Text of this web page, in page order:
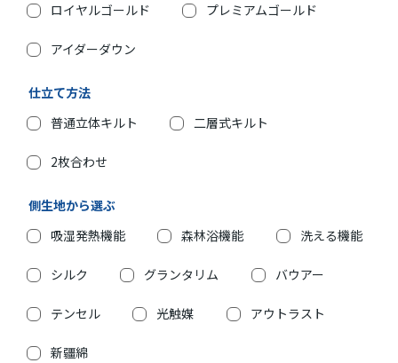
ロイヤルゴールド
プレミアムゴールド
アイダーダウン
仕立て方法
普通立体キルト
二層式キルト
2枚合わせ
側生地から選ぶ
吸湿発熱機能
森林浴機能 洗える機能
シルク グランタリム バウアー
テンセル 光触媒 アウトラスト
新疆綿